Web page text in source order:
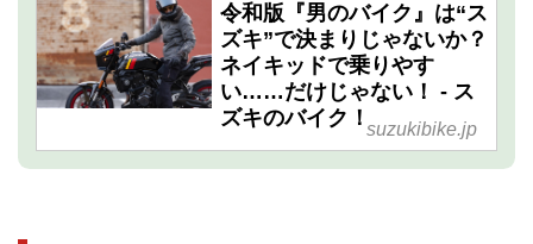
令和版『男のバイク』は“ス
ズキ”で決まりじゃないか？
ネイキッドで乗りやす
い……だけじゃない！ - ス
ズキのバイク！ suzukibike.jp